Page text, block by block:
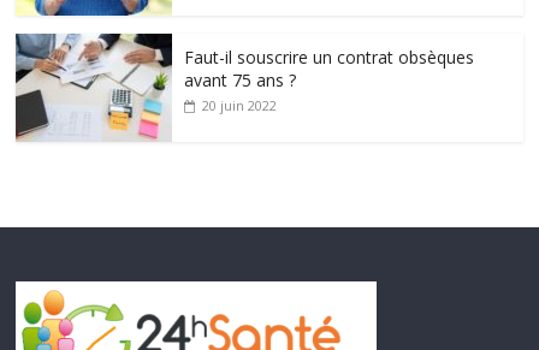
Faut-il souscrire un contrat obsèques
avant 75 ans ?
20 juin 2022